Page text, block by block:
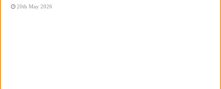
20th May 2026